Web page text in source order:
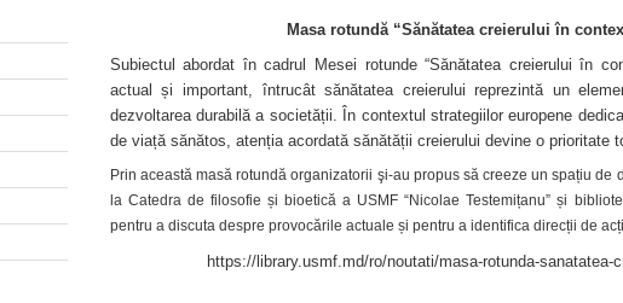
Masa rotundă “Sănătatea creierului în
Subiectul abordat în cadrul Mesei rotunde “Sănătatea creierului în
actual și important, întrucât sănătatea creierului reprezintă un
dezvoltarea durabilă a societății. În contextul strategiilor europene
de viață sănătos, atenția acordată sănătății creierului devine o prioritate
Prin această masă rotundă organizatorii şi-au propus să creeze un spațiu
la Catedra de filosofie și bioetică a USMF “Nicolae Testemițanu” și
pentru a discuta despre provocările actuale și pentru a identifica direcții de
https://library.usmf.md/ro/noutati/masa-rotunda-sanatatea-